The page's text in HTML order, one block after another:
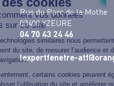
Rue du Parc de la Mothe
03400 YZEURE
04 70 43 24 46
lexpertfenetre-